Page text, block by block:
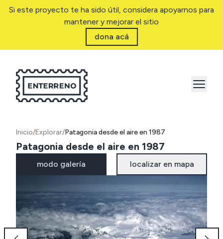
Si este proyecto te ha sido útil, considera apoyarnos para
mantener y mejorar el sitio
dona acá
Inicio/Explorar/Patagonia desde el aire en 1987
Patagonia desde el aire en 1987
modo galería localizar en mapa